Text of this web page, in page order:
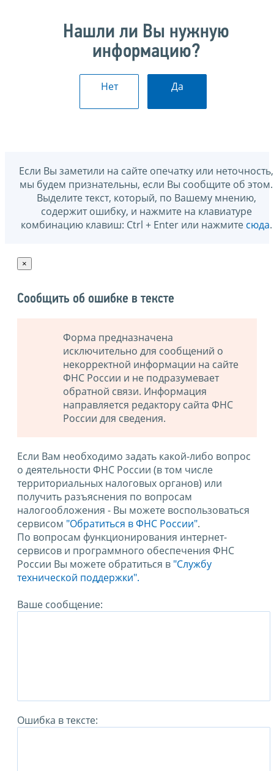
Нашли ли Вы нужную
информацию?
Нет Да
Если Вы заметили на сайте опечатку или неточность,
мы будем признательны, если Вы сообщите об этом.
Выделите текст, который, по Вашему мнению,
содержит ошибку, и нажмите на клавиатуре
комбинацию клавиш: Ctrl + Enter или нажмите сюда.
×
Сообщить об ошибке в тексте
Форма предназначена
исключительно для сообщений о
некорректной информации на сайте
ФНС России и не подразумевает
обратной связи. Информация
направляется редактору сайта ФНС
России для сведения.
Если Вам необходимо задать какой-либо вопрос
о деятельности ФНС России (в том числе
территориальных налоговых органов) или
получить разъяснения по вопросам
налогообложения - Вы можете воспользоваться
сервисом "Обратиться в ФНС России".
По вопросам функционирования интернет-
сервисов и программного обеспечения ФНС
России Вы можете обратиться в "Службу
технической поддержки".
Ваше сообщение:
Ошибка в тексте: